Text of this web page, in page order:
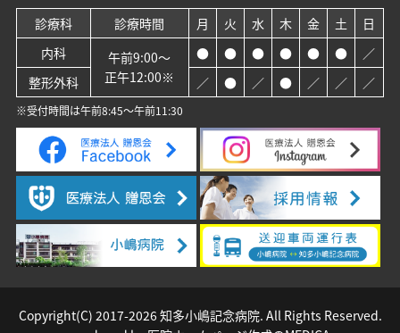
診療科 診療時間 月 火 水 木 金 土
日
内科
午前9:00～
正午12:00※
● ● ● ● ● ●
／
整形外科
／ ● ／ ● ／ ／ ／
※受付時間は午前8:45～午前11:30
Copyright(C) 2017-2026 知多小嶋記念病院. All Rights Reserved.